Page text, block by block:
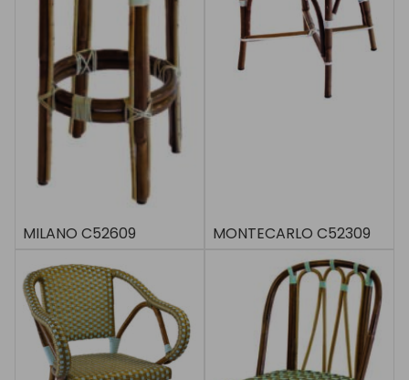
MILANO C52609 MONTECARLO C52309